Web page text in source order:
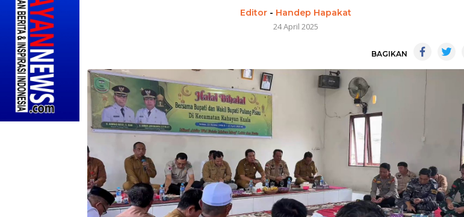
Editor- Handep Hapakat
24 April 2025
BAGIKAN